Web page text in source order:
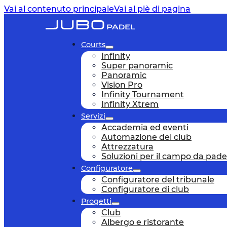
Vai al contenuto principaleVai al piè di pagina
Courts
Infinity
Super panoramic
Panoramic
Vision Pro
Infinity Tournament
Infinity Xtrem
Servizi
Accademia ed eventi
Automazione del club
Attrezzatura
Soluzioni per il campo da
Configuratore
Configuratore del tribunale
Configuratore di club
Progetti
Club
Albergo e ristorante